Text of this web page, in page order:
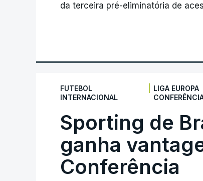
da terceira pré-eliminatória de
FUTEBOL
INTERNACIONAL
LIGA EUROPA
Sporting de
ganha
Conferência